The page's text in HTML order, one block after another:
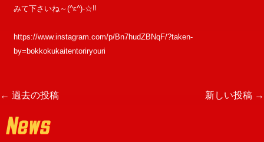
みて下さいね～(^ε^)-☆‼
https://www.instagram.com/p/Bn7hudZBNqF/?taken-
by=bokkokukaitentoriryouri
投
稿
← 過去の投稿 新しい投稿 →